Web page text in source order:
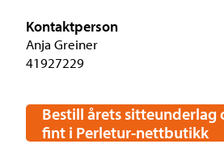
Kontaktperson
Anja Greiner
41927229
Bestill årets sitteunderlag
fint i Perletur-nettbutikk